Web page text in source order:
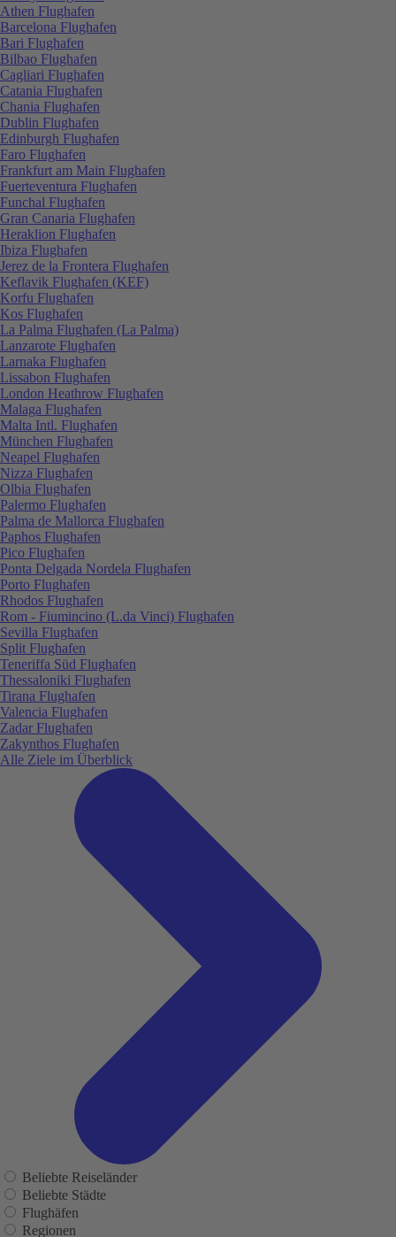
Athen Flughafen
Barcelona Flughafen
Bari Flughafen
Bilbao Flughafen
Cagliari Flughafen
Catania Flughafen
Chania Flughafen
Dublin Flughafen
Edinburgh Flughafen
Faro Flughafen
Frankfurt am Main Flughafen
Fuerteventura Flughafen
Funchal Flughafen
Gran Canaria Flughafen
Heraklion Flughafen
Ibiza Flughafen
Jerez de la Frontera Flughafen
Keflavik Flughafen (KEF)
Korfu Flughafen
Kos Flughafen
La Palma Flughafen (La Palma)
Lanzarote Flughafen
Larnaka Flughafen
Lissabon Flughafen
London Heathrow Flughafen
Malaga Flughafen
Malta Intl. Flughafen
München Flughafen
Neapel Flughafen
Nizza Flughafen
Olbia Flughafen
Palermo Flughafen
Palma de Mallorca Flughafen
Paphos Flughafen
Pico Flughafen
Ponta Delgada Nordela Flughafen
Porto Flughafen
Rhodos Flughafen
Rom - Fiumincino (L.da Vinci) Flughafen
Sevilla Flughafen
Split Flughafen
Teneriffa Süd Flughafen
Thessaloniki Flughafen
Tirana Flughafen
Valencia Flughafen
Zadar Flughafen
Zakynthos Flughafen
Alle Ziele im Überblick
Beliebte Reiseländer
Beliebte Städte
Flughäfen
Regionen